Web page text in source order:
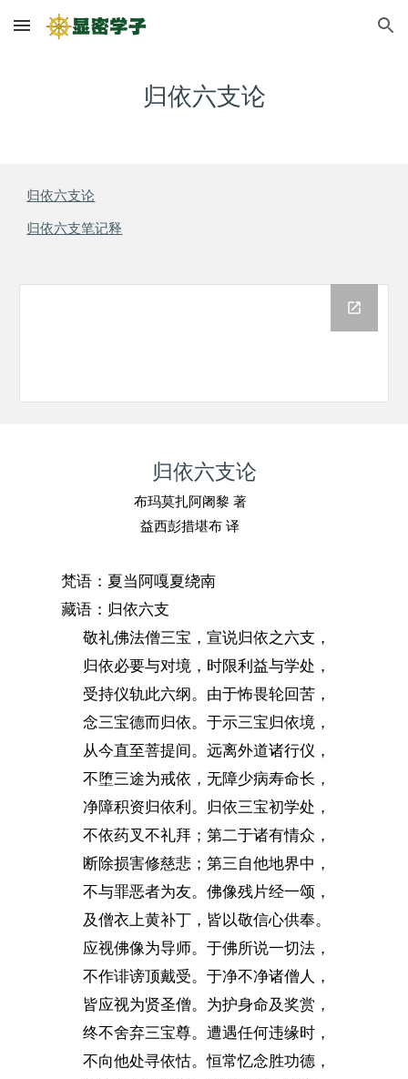
Skip to main content Skip to navigation
归依六支论
归依六支论
归依六支笔记释
归依六支论
布玛莫扎阿阇黎 著
益西彭措堪布 译
梵语：夏当阿嘎夏绕南
藏语：归依六支
敬礼佛法僧三宝，宣说归依之六支，
归依必要与对境，时限利益与学处，
受持仪轨此六纲。由于怖畏轮回苦，
念三宝德而归依。于示三宝归依境，
从今直至菩提间。远离外道诸行仪，
不堕三途为戒依，无障少病寿命长，
净障积资归依利。归依三宝初学处，
不依药叉不礼拜；第二于诸有情众，
断除损害修慈悲；第三自他地界中，
不与罪恶者为友。佛像残片经一颂，
及僧衣上黄补丁，皆以敬信心供奉。
应视佛像为导师。于佛所说一切法，
不作诽谤顶戴受。于净不净诸僧人，
皆应视为贤圣僧。为护身命及奖赏，
终不舍弃三宝尊。遭遇任何违缘时，
不向他处寻依怙。恒常忆念胜功德，